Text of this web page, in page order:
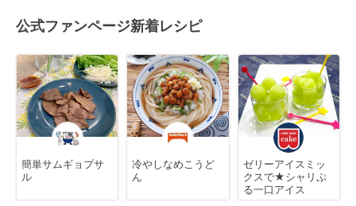
公式ファンページ新着レシピ
簡単サムギョプサ
ル
冷やしなめこうど
ん
ゼリーアイスミッ
クスで★シャリぷ
る一口アイス